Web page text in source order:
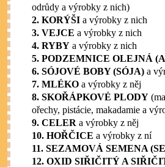
odrůdy a výrobky z nich)
2. KORÝŠI a výrobky z nich
3. VEJCE a výrobky z nich
4. RYBY a výrobky z nich
5. PODZEMNICE OLEJNÁ
6. SÓJOVÉ BOBY (SÓJA) a
7. MLÉKO a výrobky z něj
8. SKOŘÁPKOVÉ PLODY
ořechy, pistácie, makadamie a
9. CELER a výrobky z něj
10. HOŘČICE a výrobky z ní
11. SEZAMOVÁ SEMENA
12. OXID SIŘIČITÝ A